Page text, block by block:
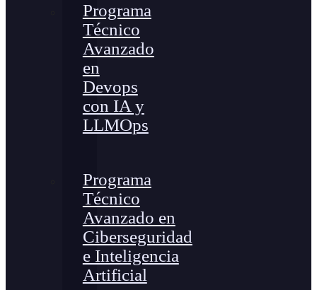
Programa
Técnico
Avanzado
en
Devops
con IA y
LLMOps
Programa
Técnico
Avanzado en
Ciberseguridad
e Inteligencia
Artificial